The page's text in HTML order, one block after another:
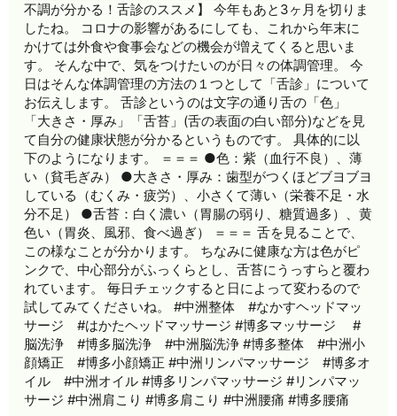
不調が分かる！舌診のススメ】 今年もあと3ヶ月を切りま
したね。 コロナの影響があるにしても、これから年末に
かけては外食や食事会などの機会が増えてくると思いま
す。 そんな中で、気をつけたいのが日々の体調管理。 今
日はそんな体調管理の方法の１つとして「舌診」について
お伝えします。 舌診というのは文字の通り舌の「色」
「大きさ・厚み」「舌苔」(舌の表面の白い部分)などを見
て自分の健康状態が分かるというものです。 具体的に以
下のようになります。 ＝＝＝ ●色：紫（血行不良）、薄
い（貧毛ぎみ） ●大きさ・厚み：歯型がつくほどブヨブヨ
している（むくみ・疲労）、小さくて薄い（栄養不足・水
分不足） ●舌苔：白く濃い（胃腸の弱り、糖質過多）、黄
色い（胃炎、風邪、食べ過ぎ） ＝＝＝ 舌を見ることで、
この様なことが分かります。 ちなみに健康な方は色がピ
ンクで、中心部分がふっくらとし、舌苔にうっすらと覆わ
れています。 毎日チェックすると日によって変わるので
試してみてくださいね。 #中洲整体 #なかすヘッドマッ
サージ #はかたヘッドマッサージ #博多マッサージ #
脳洗浄 #博多脳洗浄 #中洲脳洗浄 #博多整体 #中洲小
顔矯正 #博多小顔矯正 #中洲リンパマッサージ #博多オ
イル #中洲オイル #博多リンパマッサージ #リンパマッ
サージ #中洲肩こり #博多肩こり #中洲腰痛 #博多腰痛